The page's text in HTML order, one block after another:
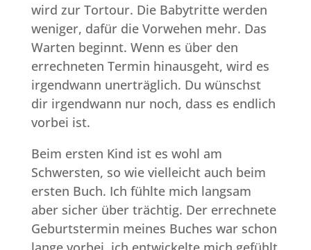
wird zur Tortour. Die Babytritte werden
weniger, dafür die Vorwehen mehr. Das
Warten beginnt. Wenn es über den
errechneten Termin hinausgeht, wird es
irgendwann unerträglich. Du wünschst
dir irgendwann nur noch, dass es endlich
vorbei ist.
Beim ersten Kind ist es wohl am
Schwersten, so wie vielleicht auch beim
ersten Buch. Ich fühlte mich langsam
aber sicher über trächtig. Der errechnete
Geburtstermin meines Buches war schon